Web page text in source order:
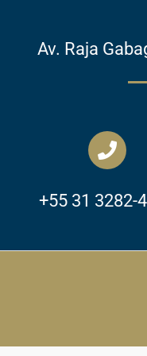
Av. Raja
+55 31 3282-